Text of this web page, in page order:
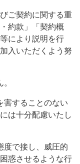
ご契約に関する重
約款」「契約概
により説明を行
入いただくよう努
害することのない
は十分配慮いたし
度で接し、威圧的
惑させるような行